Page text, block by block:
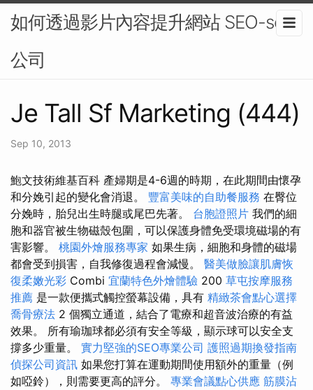
如何透過影片內容提升網站 SEO-seo
公司
Je Tall Sf Marketing (444)
Sep 10, 2013
鮑文技術維基百科 產婦期是4-6週的時期，在此期間由懷孕
和分娩引起的變化會消退。 豐富美味的自助餐服務 在臀位
分娩時，胎兒出生時腿或尾巴先著。 台胞證照片 我們的細
胞和器官被生物磁殼包圍，可以保護身體免受環境磁場的有
害影響。 桃園外燴服務專家 如果生病，細胞和身體的磁場
都會受到損害，自我修復過程會減慢。 醫美做臉讓肌膚恢
復柔嫩光彩 Combi 宜蘭特色外燴體驗 200 草屯按摩服務
推薦 是一款便攜式觸控螢幕設備，具有 精緻茶會點心選擇
喬骨療法 2 個獨立通道，結合了電療和超音波治療的有益
效果。 所有瑜珈球都必須有安全等級，顯示球可以安全支
撐多少重量。 實力堅強的SEO專業公司 護照過期換發指南
偵探公司資訊 如果您打算在運動期間使用額外的重量（例
如啞鈴），則需要更高的評分。 專業會議點心供應 筋膜沾